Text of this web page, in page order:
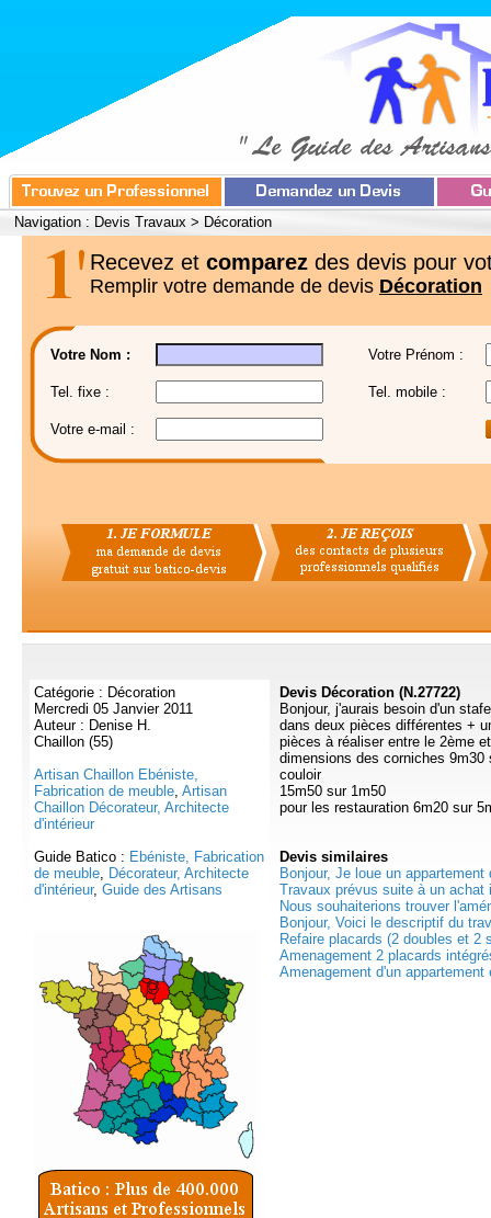
Navigation : Devis Travaux > Décoration
Recevez et comparez des devis pour
Remplir votre demande de devis Décoration
Votre Nom : Votre Prénom :
Tel. fixe : Tel. mobile :
Votre e-mail :
Catégorie : Décoration
Mercredi 05 Janvier 2011
Auteur : Denise H.
Chaillon (55)
Artisan Chaillon Ebéniste,
Fabrication de meuble, Artisan
Chaillon Décorateur, Architecte
d'intérieur
Guide Batico : Ebéniste, Fabrication
de meuble, Décorateur, Architecte
d'intérieur, Guide des Artisans
Devis Décoration (N.27722)
Bonjour, j'aurais besoin d'un
dans deux pièces différentes +
pièces à réaliser entre le 2ème
dimensions des corniches
couloir
15m50 sur 1m50
pour les restauration 6m20 sur
Devis similaires
Bonjour, Je loue un appartement
Travaux prévus suite à un achat
Nous souhaiterions trouver
Bonjour, Voici le descriptif du
Refaire placards (2 doubles et 2
Amenagement 2 placards
Amenagement d'un appartement